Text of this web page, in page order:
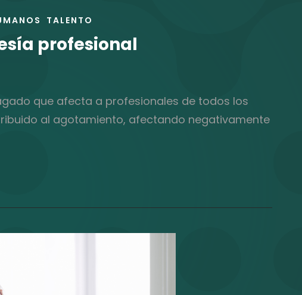
TALENTO
profesional
que afecta a profesionales de todos los
al agotamiento, afectando negativamente